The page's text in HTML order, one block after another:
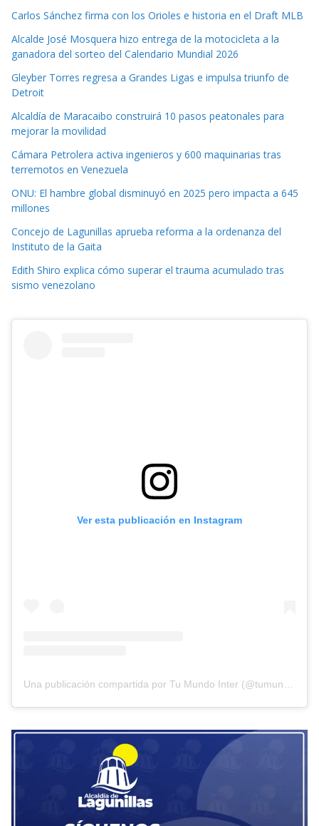
Carlos Sánchez firma con los Orioles e historia en el Draft MLB
Alcalde José Mosquera hizo entrega de la motocicleta a la
ganadora del sorteo del Calendario Mundial 2026
Gleyber Torres regresa a Grandes Ligas e impulsa triunfo de
Detroit
Alcaldía de Maracaibo construirá 10 pasos peatonales para
mejorar la movilidad
Cámara Petrolera activa ingenieros y 600 maquinarias tras
terremotos en Venezuela
ONU: El hambre global disminuyó en 2025 pero impacta a 645
millones
Concejo de Lagunillas aprueba reforma a la ordenanza del
Instituto de la Gaita
Edith Shiro explica cómo superar el trauma acumulado tras
sismo venezolano
Ver esta publicación en Instagram
Una publicación compartida por Tu Mundo Inter (@tumundointer)